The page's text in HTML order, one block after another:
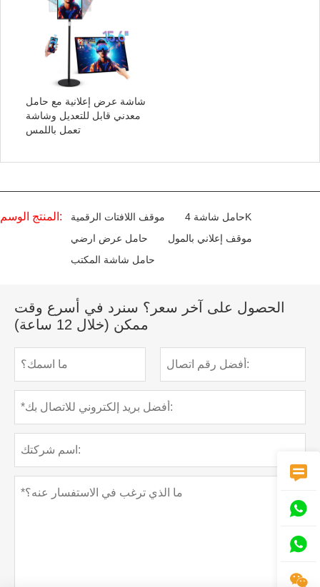
شاشة عرض إعلانية مع حامل
معدني قابل للتعديل وشاشة
تعمل باللمس
المنتج الوسم: موقف اللافتات الرقمية
حامل شاشة 4K
حامل عرض ارضي
موقف إعلاني بالمول
حامل شاشة المكتب
الحصول على آخر سعر؟ سنرد في أسرع وقت
ممكن (خلال 12 ساعة)



